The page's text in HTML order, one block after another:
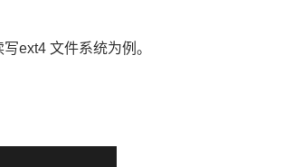
ext4 文件系统为例。